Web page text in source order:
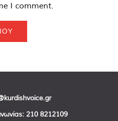
I comment.
210 8212109